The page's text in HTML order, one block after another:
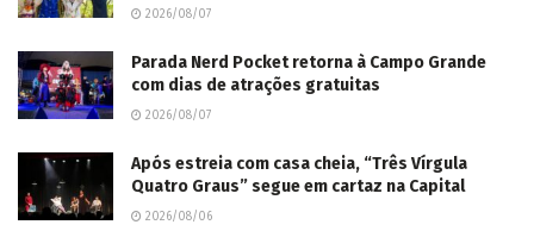
2026/08/07
Parada Nerd Pocket retorna à Campo Grande
com dias de atrações gratuitas
2026/08/07
Após estreia com casa cheia, “Três Vírgula
Quatro Graus” segue em cartaz na Capital
2026/08/06